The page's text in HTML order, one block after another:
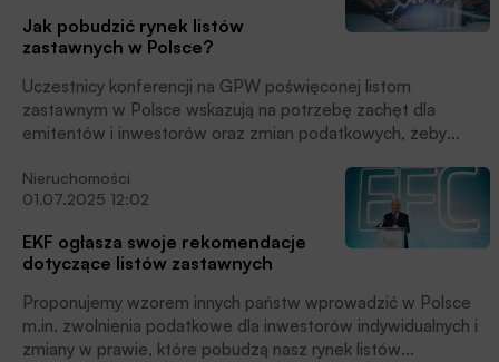
Jak pobudzić rynek listów
zastawnych w Polsce?
Uczestnicy konferencji na GPW poświęconej listom
zastawnym w Polsce wskazują na potrzebę zachęt dla
emitentów i inwestorów oraz zmian podatkowych, żeby
względem liczby i wartości emisji tych instrumentów
dłużnych.
Nieruchomości
01.07.2025 12:02
EKF ogłasza swoje rekomendacje
dotyczące listów zastawnych
Proponujemy wzorem innych państw wprowadzić w Polsce
m.in. zwolnienia podatkowe dla inwestorów indywidualnych i
zmiany w prawie, które pobudzą nasz rynek listów